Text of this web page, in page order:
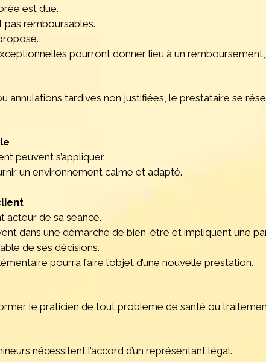
est due.
pas remboursables.
pourront donner lieu à un remboursement,
annulations tardives non justifiées, le prestataire se
peuvent s’appliquer.
un environnement calme et adapté.
acteur de sa séance.
dans une démarche de bien-être et impliquent une
de ses décisions.
pourra faire l’objet d’une nouvelle prestation.
le praticien de tout problème de santé ou
nécessitent l’accord d’un représentant légal.